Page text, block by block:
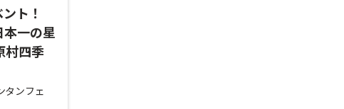
ト！
一の星
村四季
タンフェ